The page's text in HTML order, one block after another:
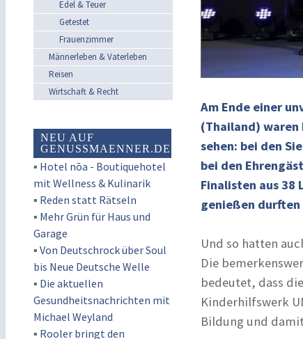
Edel & Teuer
Getestet
Frauenzimmer
Männerleben & Vaterleben
Reisen
Wirtschaft & Recht
NEU AUF
GENUSSMAENNER.DE
▪ Hotel nōa - Boutiquehotel
mit Wellness & Kulinarik
▪ Reden statt Rätseln
▪ Mehr Grün für Haus und
Garage
▪ Von Deutschrock über Soul
bis Neue Deutsche Welle
▪ Die aktuellen
Gesundheitsnachrichten mit
Michael Weyland
▪ Rooler bringt den
Am Ende einer
(Thailand) waren
sehen: bei den
bei den
Finalisten aus 38
genießen
Und so hatten
Die
bedeutet, dass
Kinderhilfswerk
Bildung und